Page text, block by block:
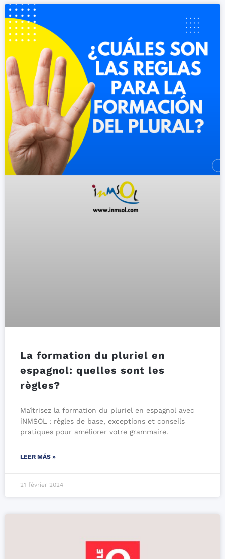
La formation du pluriel en
espagnol: quelles sont les
règles?
Maîtrisez la formation du pluriel en espagnol avec
iNMSOL : règles de base, exceptions et conseils
pratiques pour améliorer votre grammaire.
LEER MÁS »
21 février 2024